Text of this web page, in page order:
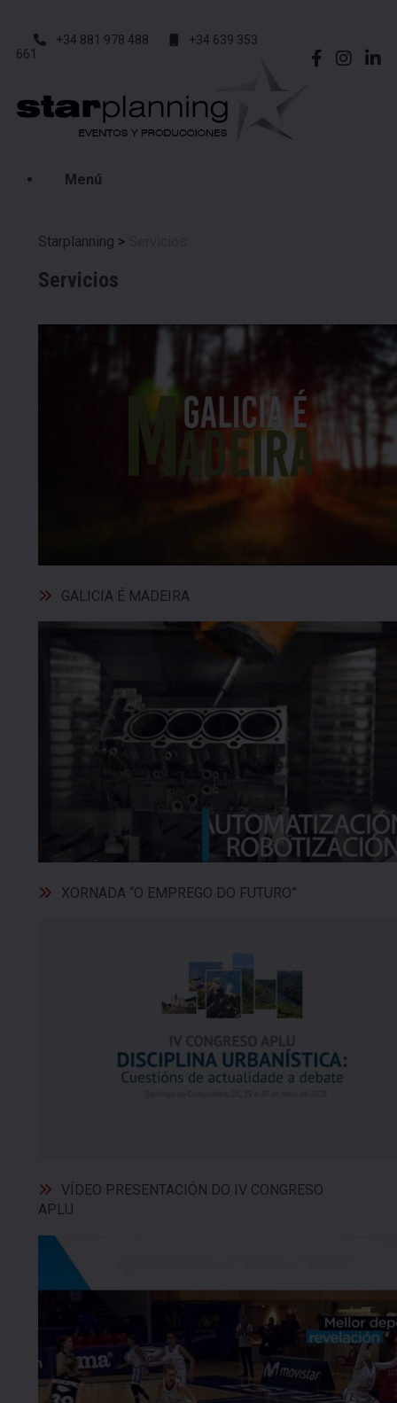
+34 881 978 488
+34 639 353
661
Menú
Starplanning >
Servicios
GALICIA É MADEIRA
XORNADA “O EMPREGO DO FUTURO”
VÍDEO PRESENTACIÓN DO IV CONGRESO
APLU